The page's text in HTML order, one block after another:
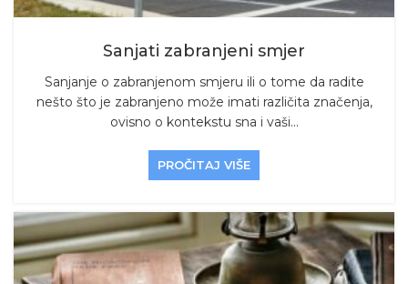
Sanjati zabranjeni smjer
Sanjanje o zabranjenom smjeru ili o tome da radite
nešto što je zabranjeno može imati različita značenja,
ovisno o kontekstu sna i vaši...
PROČITAJ VIŠE